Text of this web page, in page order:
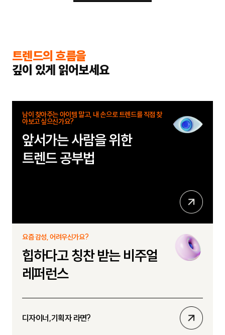
트렌드의 흐름을
깊이 있게 읽어보세요
남이 찾아주는 아이템 말고, 내 손으로 트렌드를 직접 찾
아보고 싶으신가요?
앞서가는 사람을 위한
트렌드 공부법
상
세
보
기
요즘 감성, 어려우신가요?
힙하다고 칭찬 받는 비주얼
레퍼런스
디자이너,기획자 라면?
상
세